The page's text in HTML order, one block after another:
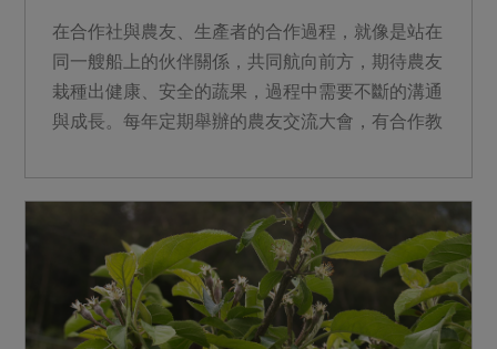
在合作社與農友、生產者的合作過程，就像是站在
同一艘船上的伙伴關係，共同航向前方，期待農友
栽種出健康、安全的蔬果，過程中需要不斷的溝通
與成長。每年定期舉辦的農友交流大會，有合作教